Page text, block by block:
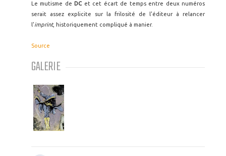
Le mutisme de DC et cet écart de temps entre deux numéros
serait assez explicite sur la frilosité de l'éditeur à relancer
l'imprint, historiquement compliqué à manier.
Source
GALERIE